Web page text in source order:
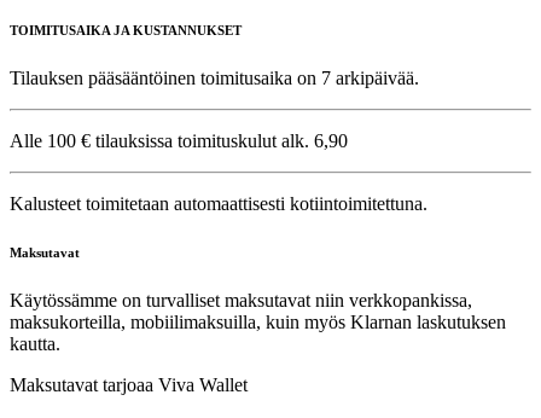
TOIMITUSAIKA JA KUSTANNUKSET
Tilauksen pääsääntöinen toimitusaika on 7 arkipäivää.
Alle 100 € tilauksissa toimituskulut alk. 6,90
Kalusteet toimitetaan automaattisesti kotiintoimitettuna.
Maksutavat
Käytössämme on turvalliset maksutavat niin verkkopankissa,
maksukorteilla, mobiilimaksuilla, kuin myös Klarnan laskutuksen
kautta.
Maksutavat tarjoaa Viva Wallet